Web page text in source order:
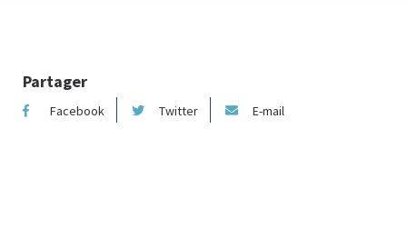
Partager
Facebook Twitter E-mail